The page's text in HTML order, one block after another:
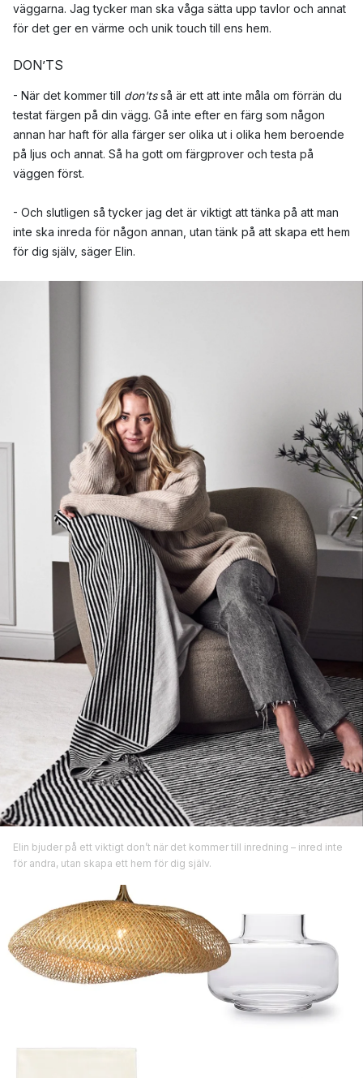
väggarna. Jag tycker man ska våga sätta upp tavlor och annat
för det ger en värme och unik touch till ens hem.
DON’TS
- När det kommer till don'tsså är ett att inte måla om förrän du
testat färgen på din vägg. Gå inte efter en färg som någon
annan har haft för alla färger ser olika ut i olika hem beroende
på ljus och annat. Så ha gott om färgprover och testa på
väggen först.
- Och slutligen så tycker jag det är viktigt att tänka på att man
inte ska inreda för någon annan, utan tänk på att skapa ett hem
för dig själv, säger Elin.
Elin bjuder på ett viktigt don’t när det kommer till inredning – inred inte
för andra, utan skapa ett hem för dig själv.